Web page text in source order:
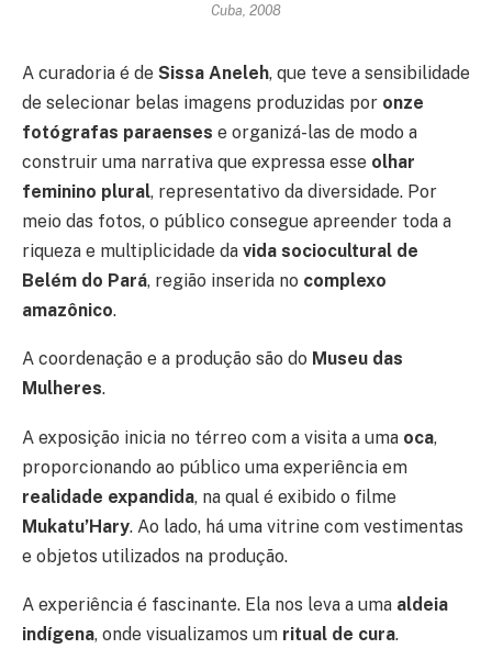
Cuba, 2008
A curadoria é de Sissa Aneleh, que teve a sensibilidade
de selecionar belas imagens produzidas por onze
fotógrafas paraenses e organizá-las de modo a
construir uma narrativa que expressa esse olhar
feminino plural, representativo da diversidade. Por
meio das fotos, o público consegue apreender toda a
riqueza e multiplicidade da vida sociocultural de
Belém do Pará, região inserida no complexo
amazônico.
A coordenação e a produção são do Museu das
Mulheres.
A exposição inicia no térreo com a visita a uma oca,
proporcionando ao público uma experiência em
realidade expandida, na qual é exibido o filme
Mukatu’Hary. Ao lado, há uma vitrine com vestimentas
e objetos utilizados na produção.
A experiência é fascinante. Ela nos leva a uma aldeia
indígena, onde visualizamos um ritual de cura.